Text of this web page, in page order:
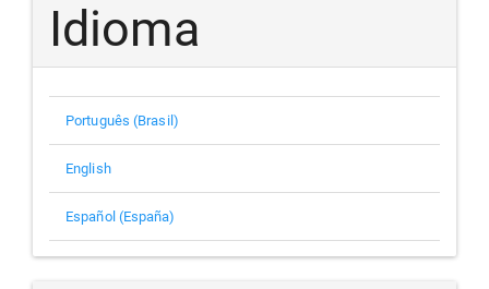
Idioma
Português (Brasil)
English
Español (España)